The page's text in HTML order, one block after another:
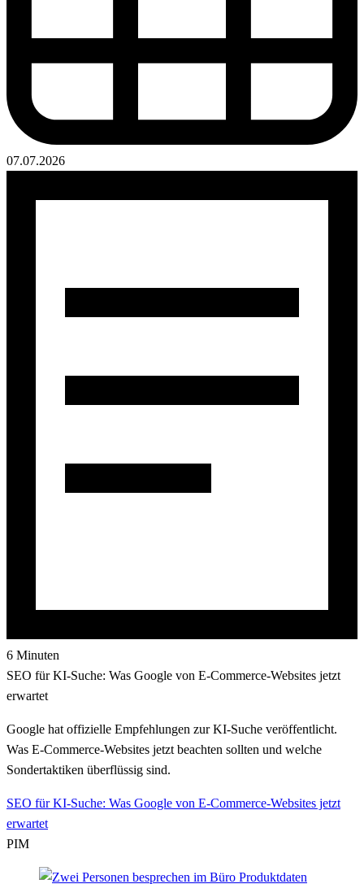
07.07.2026
6 Minuten
SEO für KI-Suche: Was Google von E-Commerce-Websites jetzt
erwartet
Google hat offizielle Empfehlungen zur KI-Suche veröffentlicht.
Was E-Commerce-Websites jetzt beachten sollten und welche
Sondertaktiken überflüssig sind.
SEO für KI-Suche: Was Google von E-Commerce-Websites jetzt
erwartet
PIM